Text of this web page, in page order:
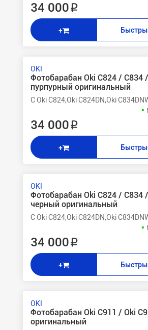
34 000 ₽
+
OKI
Фотобарабан Oki C824 / C834
пурпурный оригинальный
C Oki C824,Oki C824DN,Oki
34 000 ₽
+
OKI
Фотобарабан Oki C824 / C834
черный оригинальный
C Oki C824,Oki C824DN,Oki
34 000 ₽
+
OKI
Фотобарабан Oki C911 / Oki
оригинальный